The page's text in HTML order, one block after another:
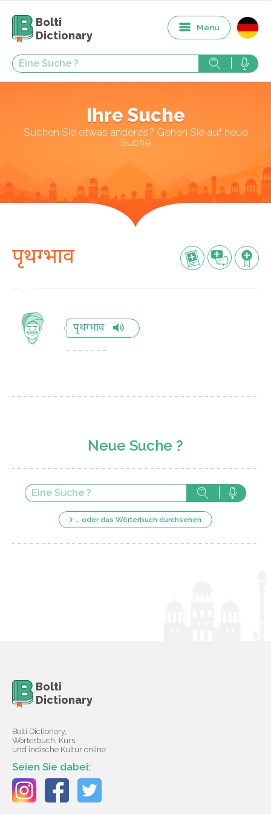
Bolti
Dictionary
Menu
Ihre Suche
Suchen Sie etwas anderes? Gehen Sie auf neue
Suche
पृथग्भाव
पृथग्भाव
Neue Suche ?
… oder das Wörterbuch durchsehen
Bolti
Dictionary
Bolti Dictionary,
Wörterbuch, Kurs
und indische Kultur online
Seien Sie dabei: